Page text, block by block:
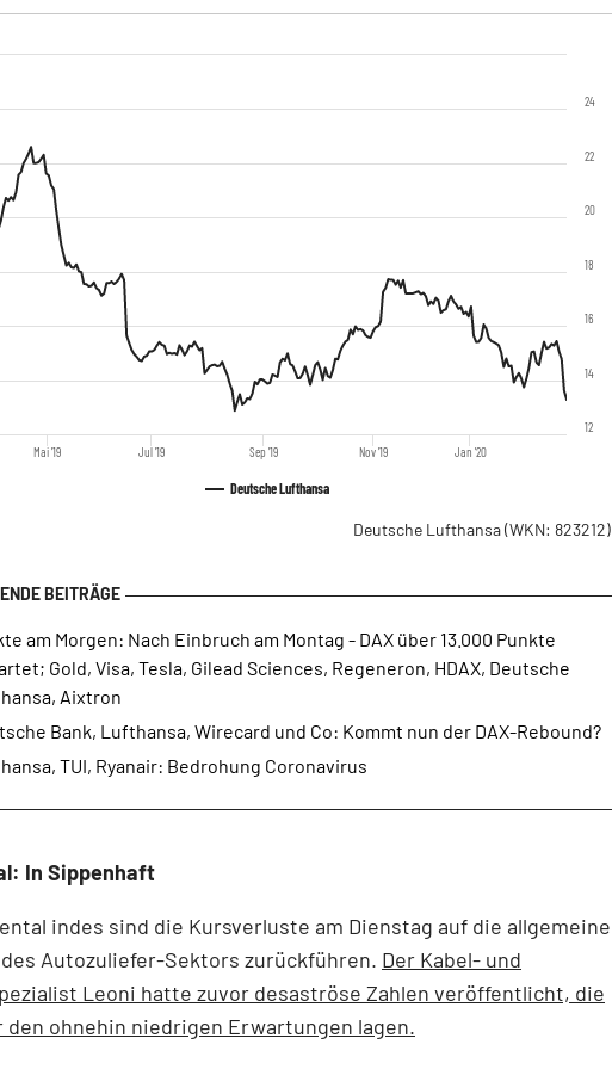
Deutsche Lufthansa
Mai '19 Jul '19 Sep '19 Nov '19 Jan '20
12
14
16
18
20
22
24
Deutsche Lufthansa(WKN: 823212)
am Morgen: Nach Einbruch am Montag - DAX über 13.000 Punkte
Gold, Visa, Tesla, Gilead Sciences, Regeneron, HDAX, Deutsche
Aixtron
Bank, Lufthansa, Wirecard und Co: Kommt nun der DAX-Rebound?
TUI, Ryanair: Bedrohung Coronavirus
In Sippenhaft
indes sind die Kursverluste am Dienstag auf die allgemeine
Autozuliefer-Sektors zurückführen. Der Kabel- und
Leoni hatte zuvor desaströse Zahlen veröffentlicht, die
den ohnehin niedrigen Erwartungen lagen.